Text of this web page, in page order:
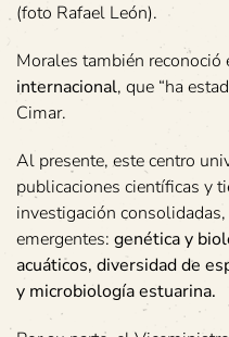
(foto Rafael León).
Morales también reconoció
internacional, que “ha
Cimar.
Al presente, este centro
publicaciones científicas y
investigación
emergentes: genética y
acuáticos, diversidad de
y microbiología estuarina.